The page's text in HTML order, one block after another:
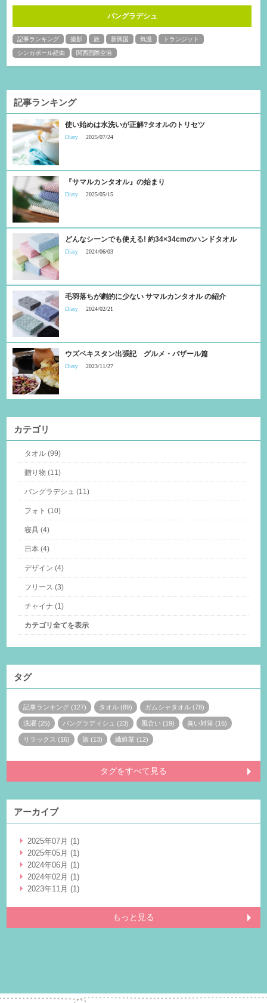
バングラデシュ
記事ランキング 撮影 旅 新興国 気温 トランジット
シンガポール経由 関西国際空港
記事ランキング
使い始めは水洗いが正解?タオルのトリセツ
Diary 2025/07/24
『サマルカンタオル』の始まり
Diary 2025/05/15
どんなシーンでも使える! 約34×34cmのハンドタオル
Diary 2024/06/03
毛羽落ちが劇的に少ない サマルカンタオル の紹介
Diary 2024/02/21
ウズベキスタン出張記 グルメ・バザール篇
Diary 2023/11/27
カテゴリ
タオル (99)
贈り物 (11)
バングラデシュ (11)
フォト (10)
寝具 (4)
日本 (4)
デザイン (4)
フリース (3)
チャイナ (1)
カテゴリ全てを表示
タグ
記事ランキング (127) タオル (89) ガムシャタオル (78)
洗濯 (25) バングラディシュ (23) 風合い (19) 臭い対策 (16)
リラックス (16) 旅 (13) 繊維業 (12)
タグをすべて見る
アーカイブ
2025年07月 (1)
2025年05月 (1)
2024年06月 (1)
2024年02月 (1)
2023年11月 (1)
もっと見る